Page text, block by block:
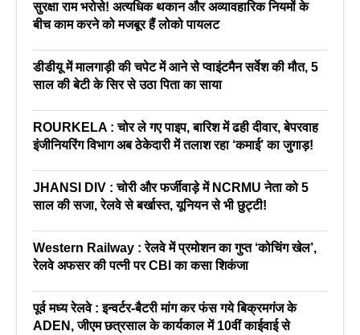
सुरक्षा राम भरोसे! अत्यधिक थकान और अव्यावहारिक नियमों के
बीच काम करने को मजबूर हैं लोको पायलट
डीडीयू में मालगाड़ी की चपेट में आने से प्वाइंटमैन सर्वेश की मौत, 5
साल की बेटी के सिर से उठा पिता का साया
ROURKELA : चोर ले गए पाइप, बारिश में ढही दीवार, बेपरवाह
इंजीनियरिंग विभाग अब ठेकेदारी में तलाश रहा ‘कमाई’ का जुगाड़!
JHANSI DIV : चोरी और फर्जीवाड़े में NCRMU नेता को 5
साल की सजा, रेलवे से बर्खास्त, यूनियन से भी छुट्टी!
Western Railway : रेलवे में प्रमोशन का गुप्त ‘कोचिंग खेल’,
रेलवे अफसर की पत्नी पर CBI का कसा शिकंजा
पूर्व मध्य रेलवे : इन्वर्टर-बैटरी मांग कर फंस गये बिक्रमगंज के
ADEN, जीएम छत्रसाल के कार्यकाल में 10वीं काईवाई से